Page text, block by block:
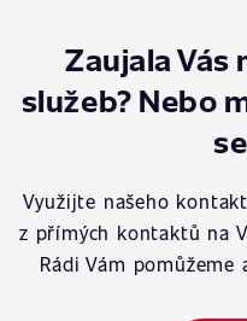
Zaujala Vás
služeb? Nebo
Využijte našeho
z přímých kontaktů na
Rádi Vám pomůžeme